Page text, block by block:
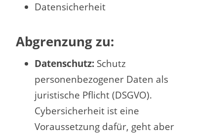
Datensicherheit
Abgrenzung zu:
Datenschutz: Schutz
personenbezogener Daten als
juristische Pflicht (DSGVO).
Cybersicherheit ist eine
Voraussetzung dafür, geht aber